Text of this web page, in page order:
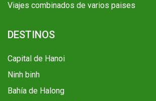
Viajes combinados de varios paises
DESTINOS
Capital de Hanoi
Ninh binh
Bahía de Halong